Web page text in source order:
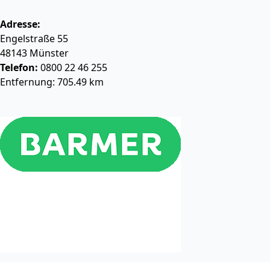
Adresse:
Engelstraße 55
48143 Münster
Telefon: 0800 22 46 255
Entfernung: 705.49 km